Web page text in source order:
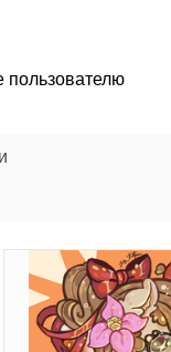
пользователю